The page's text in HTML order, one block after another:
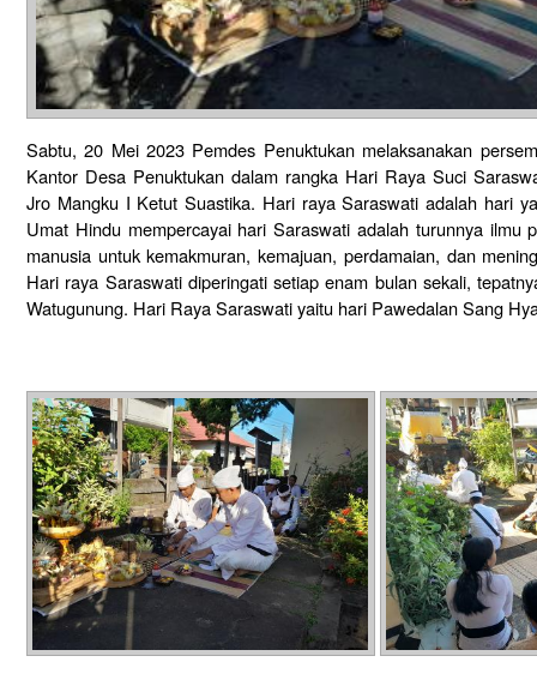
Sabtu, 20 Mei 2023 Pemdes Penuktukan melaksanakan
Kantor Desa Penuktukan dalam rangka Hari Raya Suci
Jro Mangku I Ketut Suastika. Hari raya Saraswati adalah hari
Umat Hindu mempercayai hari Saraswati adalah turunnya ilmu
manusia untuk kemakmuran, kemajuan, perdamaian, dan
Hari raya Saraswati diperingati setiap enam bulan sekali,
Watugunung. Hari Raya Saraswati yaitu hari Pawedalan Sang